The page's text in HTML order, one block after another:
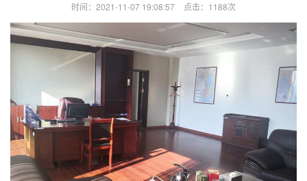
时间：2021-11-07 19:08:57 点击：1188次